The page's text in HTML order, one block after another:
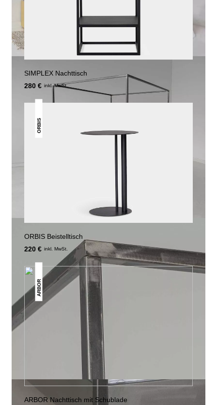
SIMPLEX Nachttisch
280 € inkl. MwSt.
ORBIS
ORBIS Beistelltisch
220 € inkl. MwSt.
ARBOR
ARBOR Nachttisch mit Schublade